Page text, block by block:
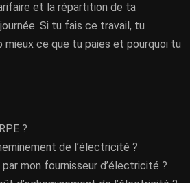
et la répartition de ta
Si tu fais ce travail, tu
mieux ce que tu paies et pourquoi tu
?
de l’électricité ?
mon fournisseur d’électricité ?